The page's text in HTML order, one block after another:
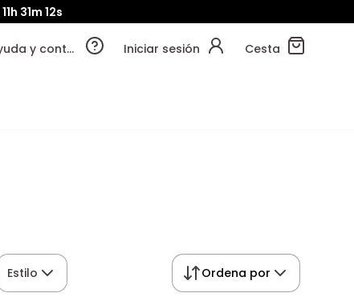
11h 31m 11s
Ayuda y contacto Iniciar sesión Cesta
Estilo Ordena por